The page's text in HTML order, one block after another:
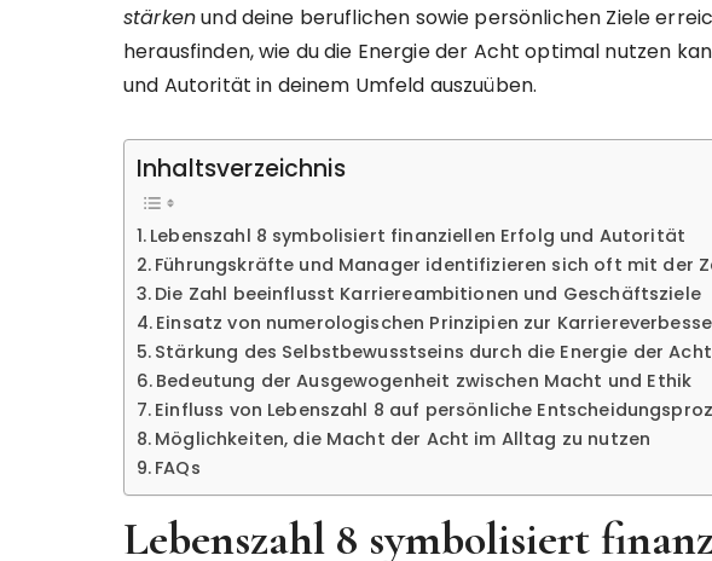
stärkenund deine beruflichen sowie persönlichen Ziele
herausfinden, wie du die Energie der Acht optimal nutzen
und Autorität in deinem Umfeld auszuüben.
Inhaltsverzeichnis
Lebenszahl 8 symbolisiert finanziellen Erfolg und Autorität
Führungskräfte und Manager identifizieren sich oft mit der
Die Zahl beeinflusst Karriereambitionen und Geschäftsziele
Einsatz von numerologischen Prinzipien zur
Stärkung des Selbstbewusstseins durch die Energie der Acht
Bedeutung der Ausgewogenheit zwischen Macht und Ethik
Einfluss von Lebenszahl 8 auf persönliche
Möglichkeiten, die Macht der Acht im Alltag zu nutzen
FAQs
Lebenszahl 8 symbolisiert